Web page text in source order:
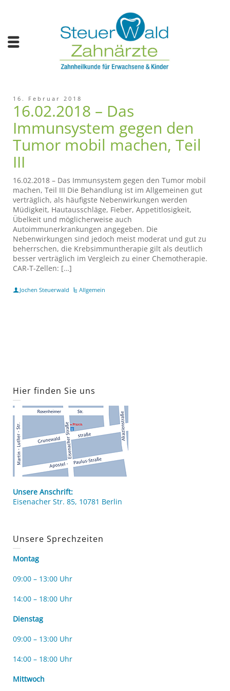
16. Februar 2018
16.02.2018 – Das
Immunsystem gegen den
Tumor mobil machen, Teil
III
16.02.2018 – Das Immunsystem gegen den Tumor mobil
machen, Teil III Die Behandlung ist im Allgemeinen gut
verträglich, als häufigste Nebenwirkungen werden
Müdigkeit, Hautausschläge, Fieber, Appetitlosigkeit,
Übelkeit und möglicherweise auch
Autoimmunerkrankungen angegeben. Die
Nebenwirkungen sind jedoch meist moderat und gut zu
beherrschen, die Krebsimmuntherapie gilt als deutlich
besser verträglich im Vergleich zu einer Chemotherapie.
CAR-T-Zellen: […]
Jochen Steuerwald Allgemein
Hier finden Sie uns
Unsere Anschrift:
Eisenacher Str. 85, 10781 Berlin
Unsere Sprechzeiten
Montag
09:00 – 13:00 Uhr
14:00 – 18:00 Uhr
Dienstag
09:00 – 13:00 Uhr
14:00 – 18:00 Uhr
Mittwoch